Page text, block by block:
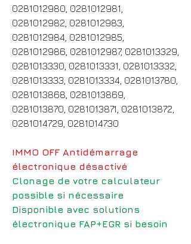
0281012980, 0281012981,
0281012982, 0281012983,
0281012984, 0281012985,
0281012986, 0281012987, 0281013329,
0281013330, 0281013331, 0281013332,
0281013333, 0281013334, 0281013780,
0281013868, 0281013869,
0281013870, 0281013871, 0281013872,
0281014729, 0281014730
IMMO OFF Antidémarrage
électronique désactivé
Clonage de votre calculateur
possible si nécessaire
Disponible avec solutions
électronique FAP+EGR si besoin